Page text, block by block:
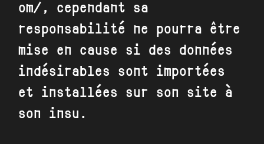
om/ , cependant sa
responsabilité ne pourra être
mise en cause si des données
indésirables sont importées
et installées sur son site à
son insu.